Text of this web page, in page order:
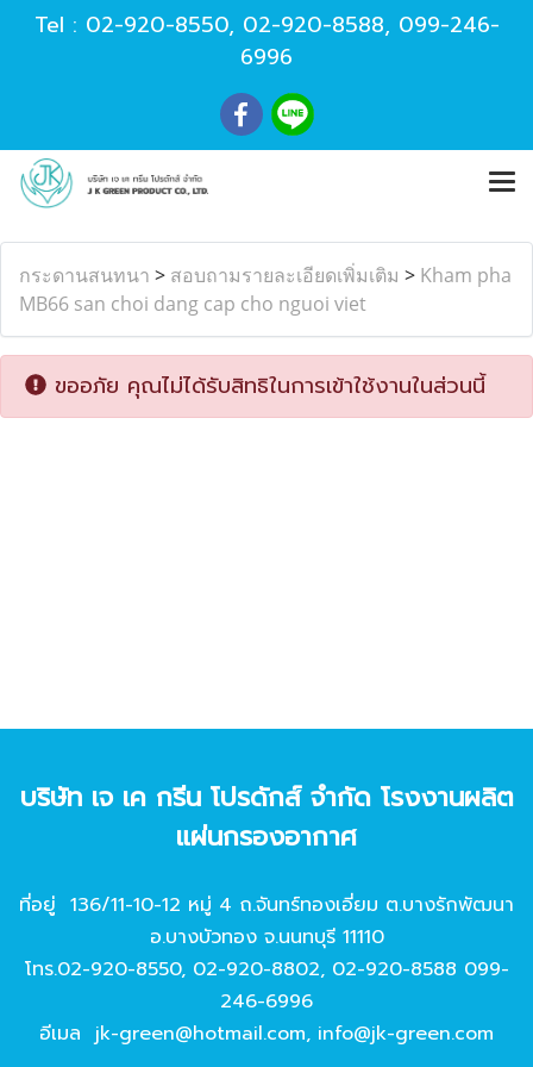
Tel : 02-920-8550, 02-920-8588, 099-246-
6996
กระดานสนทนา > สอบถามรายละเอียดเพิ่มเติม > Kham pha
MB66 san choi dang cap cho nguoi viet
ขออภัย คุณไม่ได้รับสิทธิในการเข้าใช้งานในส่วนนี้
บริษัท เจ เค กรีน โปรดักส์ จํากัด โรงงานผลิต
แผ่นกรองอากาศ
ที่อยู่ 136/11-10-12 หมู่ 4 ถ.จันทร์ทองเอี่ยม ต.บางรักพัฒนา
อ.บางบัวทอง จ.นนทบุรี 11110
โทร.02-920-8550, 02-920-8802, 02-920-8588 099-
246-6996
อีเมล jk-green@hotmail.com, info@jk-green.com